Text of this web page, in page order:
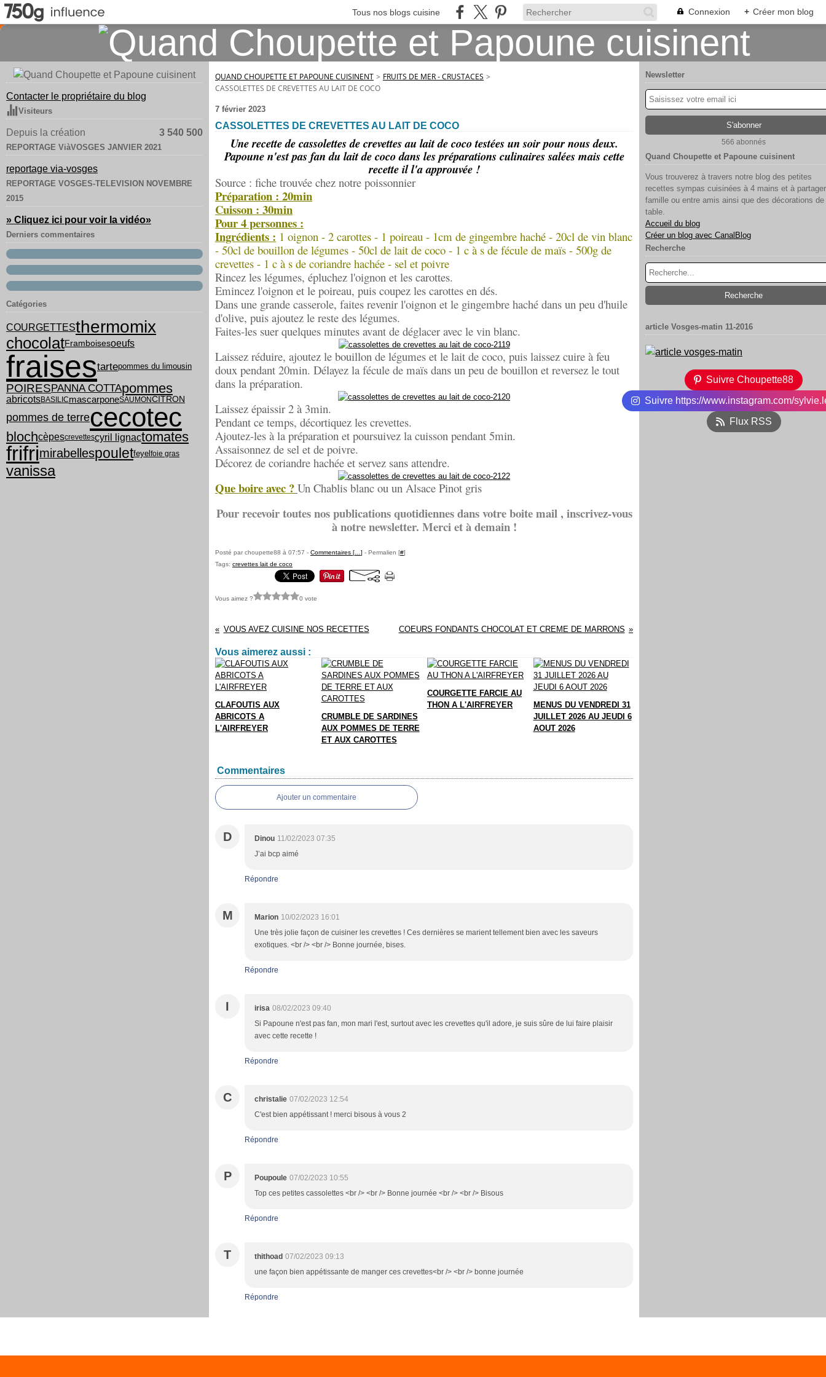
Tous nos blogs cuisine Connexion + Créer mon blog
Contacter le propriétaire du blog
Visiteurs
Depuis la création 3 540 500
REPORTAGE ViàVOSGES JANVIER 2021
reportage via-vosges
REPORTAGE VOSGES-TELEVISION NOVEMBRE
2015
» Cliquez ici pour voir la vidéo»
Derniers commentaires
Catégories
COURGETTESthermomix
chocolatFramboisesoeufs
fraisestartepommes du limousin
POIRESPANNA COTTApommes
abricotsBASILICmascarponeSAUMONCITRON
pommes de terrececotec
blochcèpescrevettescyril lignactomates
frifrimirabellespouletfeyelfoie gras
vanissa
QUAND CHOUPETTE ET PAPOUNE CUISINENT > FRUITS DE MER - CRUSTACES >
CASSOLETTES DE CREVETTES AU LAIT DE COCO
7 février 2023
CASSOLETTES DE CREVETTES AU LAIT DE COCO
Une recette de cassolettes de crevettes au lait de coco testées un soir pour nous deux.
Papoune n'est pas fan du lait de coco dans les préparations culinaires salées mais cette
recette il l'a approuvée !
Source : fiche trouvée chez notre poissonnier
Préparation : 20min
Cuisson : 30min
Pour 4 personnes :
Ingrédients : 1 oignon - 2 carottes - 1 poireau - 1cm de gingembre haché - 20cl de vin blanc
- 50cl de bouillon de légumes - 50cl de lait de coco - 1 c à s de fécule de maïs - 500g de
crevettes - 1 c à s de coriandre hachée - sel et poivre
Rincez les légumes, épluchez l'oignon et les carottes.
Emincez l'oignon et le poireau, puis coupez les carottes en dés.
Dans une grande casserole, faites revenir l'oignon et le gingembre haché dans un peu d'huile
d'olive, puis ajoutez le reste des légumes.
Faites-les suer quelques minutes avant de déglacer avec le vin blanc.
Laissez réduire, ajoutez le bouillon de légumes et le lait de coco, puis laissez cuire à feu
doux pendant 20min. Délayez la fécule de maïs dans un peu de bouillon et reversez le tout
dans la préparation.
Laissez épaissir 2 à 3min.
Pendant ce temps, décortiquez les crevettes.
Ajoutez-les à la préparation et poursuivez la cuisson pendant 5min.
Assaisonnez de sel et de poivre.
Décorez de coriandre hachée et servez sans attendre.
Que boire avec ? Un Chablis blanc ou un Alsace Pinot gris
Pour recevoir toutes nos publications quotidiennes dans votre boite mail , inscrivez-vous
à notre newsletter. Merci et à demain !
Posté par choupette88 à 07:57 - Commentaires [ ] - Permalien [#]
Tags: crevettes lait de coco
Vous aimez ? 0 vote
VOUS AVEZ CUISINE NOS RECETTES COEURS FONDANTS CHOCOLAT ET CREME DE MARRONS
Vous aimerez aussi :
CLAFOUTIS AUX
ABRICOTS A
L'AIRFREYER
CRUMBLE DE SARDINES
AUX POMMES DE TERRE
ET AUX CAROTTES
COURGETTE FARCIE AU
THON A L'AIRFREYER
MENUS DU VENDREDI 31
JUILLET 2026 AU JEUDI 6
AOUT 2026
Commentaires
Ajouter un commentaire
D Dinou 11/02/2023 07:35
J’ai bcp aimé
Répondre
M Marion 10/02/2023 16:01
Une très jolie façon de cuisiner les crevettes ! Ces dernières se marient tellement bien avec les saveurs
exotiques. <br /> <br /> Bonne journée, bises.
Répondre
I irisa 08/02/2023 09:40
Si Papoune n'est pas fan, mon mari l'est, surtout avec les crevettes qu'il adore, je suis sûre de lui faire plaisir
avec cette recette !
Répondre
C christalie 07/02/2023 12:54
C'est bien appétissant ! merci bisous à vous 2
Répondre
P Poupoule 07/02/2023 10:55
Top ces petites cassolettes <br /> <br /> Bonne journée <br /> <br /> Bisous
Répondre
T thithoad 07/02/2023 09:13
une façon bien appétissante de manger ces crevettes<br /> <br /> bonne journée
Répondre
Newsletter
566 abonnés
Quand Choupette et Papoune cuisinent
Vous trouverez à travers notre blog des petites
recettes sympas cuisinées à 4 mains et à
famille ou entre amis ainsi que des décorations de
table.
Accueil du blog
Créer un blog avec CanalBlog
Recherche
article Vosges-matin 11-2016
Suivre Choupette88
Suivre https://www.instagram.com/
Flux RSS